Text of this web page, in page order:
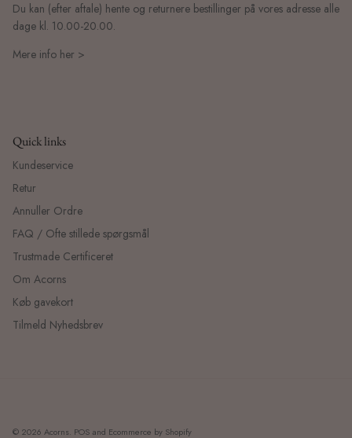
Du kan (efter aftale) hente og returnere bestillinger på vores adresse alle
dage kl. 10.00-20.00.
Mere info her >
Quick links
Kundeservice
Retur
Annuller Ordre
FAQ / Ofte stillede spørgsmål
Trustmade Certificeret
Om Acorns
Køb gavekort
Tilmeld Nyhedsbrev
© 2026 Acorns. POS and Ecommerce by Shopify